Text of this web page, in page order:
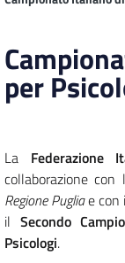
per
La Federazione
collaborazione con
Regione Pugliae con
il Secondo
Psicologi.